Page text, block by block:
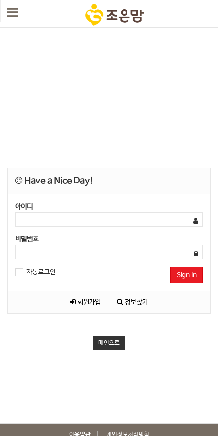
Have a Nice Day!
아이디
비밀번호
자동로그인 Sign In
회원가입 정보찾기
메인으로
이용약관 개인정보처리방침